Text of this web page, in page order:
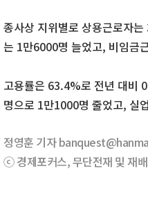
종사상 지위별로 상용근로자
는 1만6000명 늘었고, 비임금
고용률은 63.4%로 전년 대비
명으로 1만1000명 줄었고, 실
정영훈 기자
ⓒ 경제포커스, 무단전재 및 재